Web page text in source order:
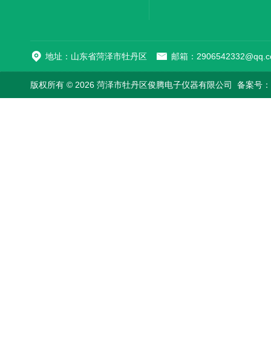
地址：山东省菏泽市牡丹区 邮箱：
版权所有 © 2026 菏泽市牡丹区俊腾电子仪器有限公司 备案号